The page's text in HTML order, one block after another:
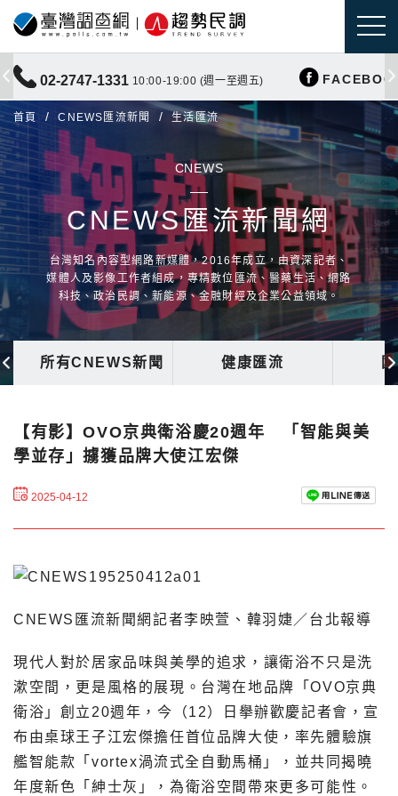
02-2747-1331 10:00-19:00 (週一至週五)
首頁 CNEWS匯流新聞 生活匯流
CNEWS
CNEWS匯流新聞網
台灣知名內容型網路新媒體，2016年成立，由資深記者、
媒體人及影像工作者組成，專精數位匯流、醫藥生活、網路
科技、政治民調、新能源、金融財經及企業公益領域。
所有CNEWS新聞 健康匯流
【有影】OVO京典衛浴慶20週年 「智能與美
學並存」擄獲品牌大使江宏傑
2025-04-12
CNEWS匯流新聞網記者李映萱、韓羽婕／台北報導
現代人對於居家品味與美學的追求，讓衛浴不只是洗
漱空間，更是風格的展現。台灣在地品牌「OVO京典
衛浴」創立20週年，今（12）日擧辦歡慶記者會，宣
布由桌球王子江宏傑擔任首位品牌大使，率先體驗旗
艦智能款「vortex渦流式全自動馬桶」，並共同揭曉
年度新色「紳士灰」，為衛浴空間帶來更多可能性。